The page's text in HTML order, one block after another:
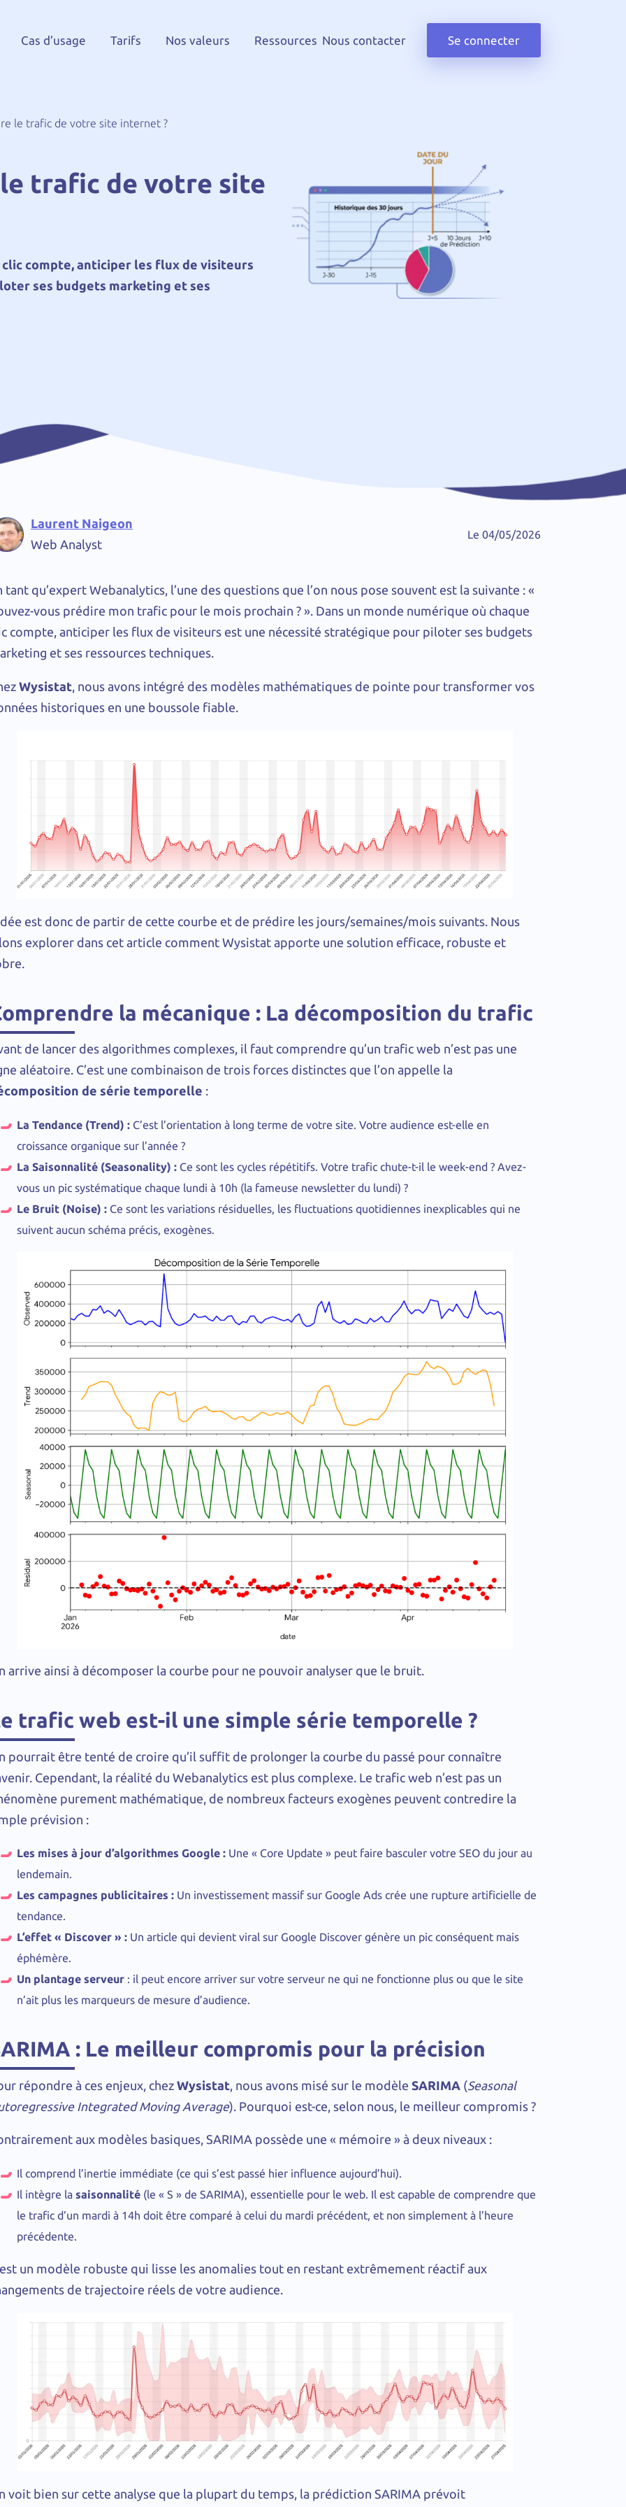
Cas d’usage Tarifs Nos valeurs Ressources Nous contacter Se connecter
le trafic de votre site internet ?
trafic de votre site
compte, anticiper les flux de visiteurs
ses budgets marketing et ses
Laurent Naigeon
Web Analyst
Le 04/05/2026
tant qu’expert Webanalytics, l’une des questions que l’on nous pose souvent est la suivante : «
vous prédire mon trafic pour le mois prochain ? ». Dans un monde numérique où chaque
compte, anticiper les flux de visiteurs est une nécessité stratégique pour piloter ses budgets
et ses ressources techniques.
Wysistat , nous avons intégré des modèles mathématiques de pointe pour transformer vos
historiques en une boussole fiable.
est donc de partir de cette courbe et de prédire les jours/semaines/mois suivants. Nous
explorer dans cet article comment Wysistat apporte une solution efficace, robuste et
la mécanique : La décomposition du trafic
de lancer des algorithmes complexes, il faut comprendre qu’un trafic web n’est pas une
aléatoire. C’est une combinaison de trois forces distinctes que l’on appelle la
de série temporelle :
La Tendance (Trend) : C’est l’orientation à long terme de votre site. Votre audience est-elle en
croissance organique sur l’année ?
La Saisonnalité (Seasonality) : Ce sont les cycles répétitifs. Votre trafic chute-t-il le week-end ? Avez-
vous un pic systématique chaque lundi à 10h (la fameuse newsletter du lundi) ?
Le Bruit (Noise) : Ce sont les variations résiduelles, les fluctuations quotidiennes inexplicables qui ne
suivent aucun schéma précis, exogènes.
arrive ainsi à décomposer la courbe pour ne pouvoir analyser que le bruit.
trafic web est-il une simple série temporelle ?
pourrait être tenté de croire qu’il suffit de prolonger la courbe du passé pour connaître
Cependant, la réalité du Webanalytics est plus complexe. Le trafic web n’est pas un
purement mathématique, de nombreux facteurs exogènes peuvent contredire la
prévision :
Les mises à jour d’algorithmes Google : Une « Core Update » peut faire basculer votre SEO du jour au
lendemain.
Les campagnes publicitaires : Un investissement massif sur Google Ads crée une rupture artificielle de
tendance.
L’effet « Discover » : Un article qui devient viral sur Google Discover génère un pic conséquent mais
éphémère.
Un plantage serveur : il peut encore arriver sur votre serveur ne qui ne fonctionne plus ou que le site
n’ait plus les marqueurs de mesure d’audience.
: Le meilleur compromis pour la précision
répondre à ces enjeux, chez Wysistat , nous avons misé sur le modèle SARIMA (Seasonal
Integrated Moving Average). Pourquoi est-ce, selon nous, le meilleur compromis ?
aux modèles basiques, SARIMA possède une « mémoire » à deux niveaux :
Il comprend l’inertie immédiate (ce qui s’est passé hier influence aujourd’hui).
Il intègre la saisonnalité (le « S » de SARIMA), essentielle pour le web. Il est capable de comprendre que
le trafic d’un mardi à 14h doit être comparé à celui du mardi précédent, et non simplement à l’heure
précédente.
un modèle robuste qui lisse les anomalies tout en restant extrêmement réactif aux
de trajectoire réels de votre audience.
voit bien sur cette analyse que la plupart du temps, la prédiction SARIMA prévoit